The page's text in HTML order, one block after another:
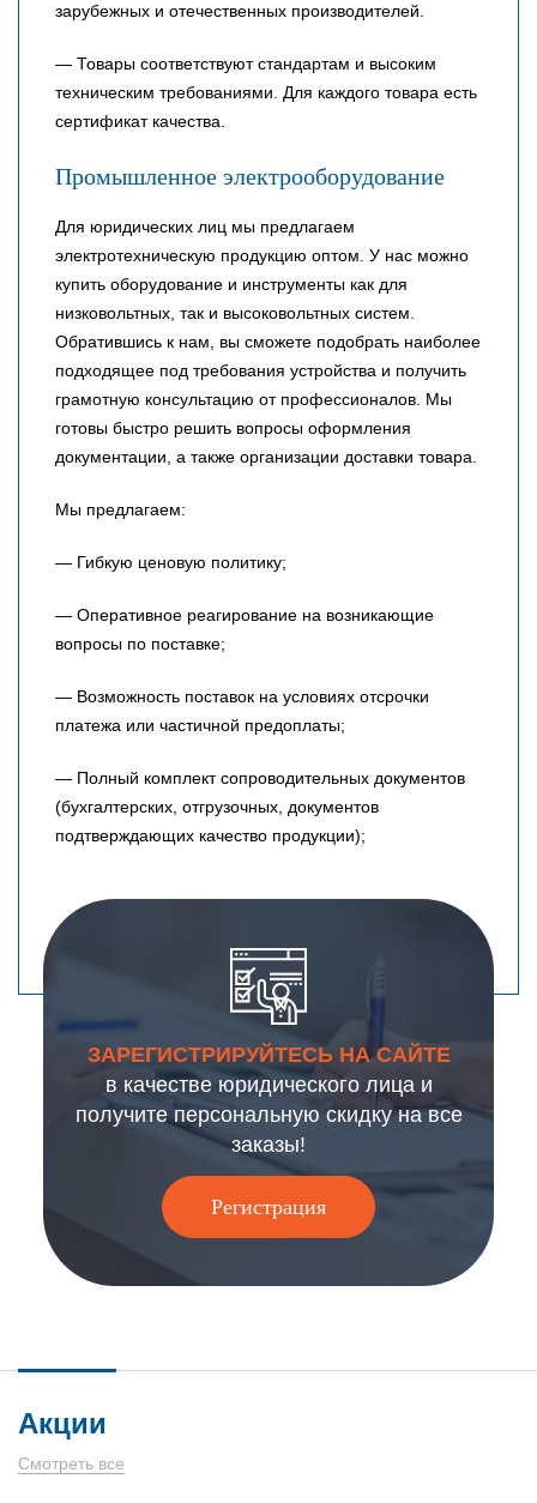
зарубежных и отечественных производителей.
— Товары соответствуют стандартам и высоким
техническим требованиями. Для каждого товара есть
сертификат качества.
Промышленное электрооборудование
Для юридических лиц мы предлагаем
электротехническую продукцию оптом. У нас можно
купить оборудование и инструменты как для
низковольтных, так и высоковольтных систем.
Обратившись к нам, вы сможете подобрать наиболее
подходящее под требования устройства и получить
грамотную консультацию от профессионалов. Мы
готовы быстро решить вопросы оформления
документации, а также организации доставки товара.
Мы предлагаем:
— Гибкую ценовую политику;
— Оперативное реагирование на возникающие
вопросы по поставке;
— Возможность поставок на условиях отсрочки
платежа или частичной предоплаты;
— Полный комплект сопроводительных документов
(бухгалтерских, отгрузочных, документов
подтверждающих качество продукции);
ЗАРЕГИСТРИРУЙТЕСЬ НА САЙТЕ
в качестве юридического лица и
получите персональную скидку на все
заказы!
Регистрация
Акции
Смотреть все